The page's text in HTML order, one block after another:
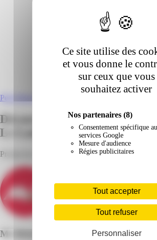
Ce site utilise des
et vous donne le
sur ceux que vous
souhaitez activer
Nos partenaires (8)
Consentement spécifique
services Google
Mesure d'audience
Régies publicitaires
Tout accepter
Tout refuser
Personnaliser
Petit Manoir Le Lamentin
Découvrez les catalogues Mr
Le Lamentin
Prospectus, horaires d'ouverture et adresse
Mr Bricolage | Petit Manoir | Le